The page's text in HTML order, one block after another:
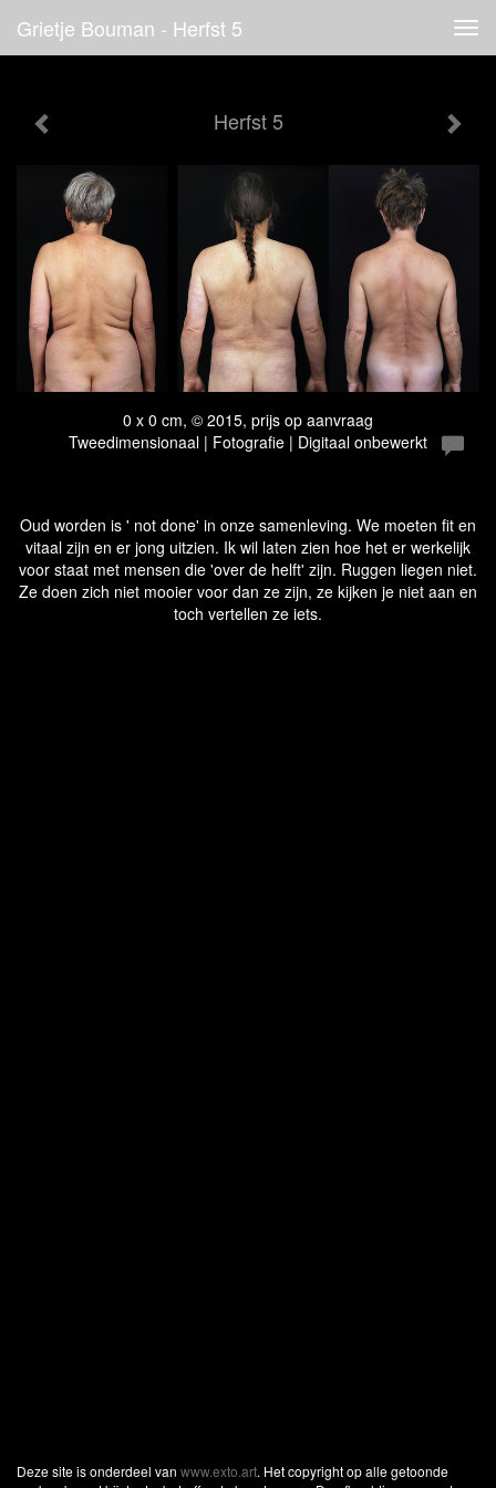
Grietje Bouman - Herfst 5
Herfst 5
0 x 0 cm, © 2015, prijs op aanvraag
Tweedimensionaal | Fotografie | Digitaal onbewerkt
Oud worden is ' not done' in onze samenleving. We moeten fit en
vitaal zijn en er jong uitzien. Ik wil laten zien hoe het er werkelijk
voor staat met mensen die 'over de helft' zijn. Ruggen liegen niet.
Ze doen zich niet mooier voor dan ze zijn, ze kijken je niet aan en
toch vertellen ze iets.
Deze site is onderdeel van www.exto.art. Het copyright op alle getoonde